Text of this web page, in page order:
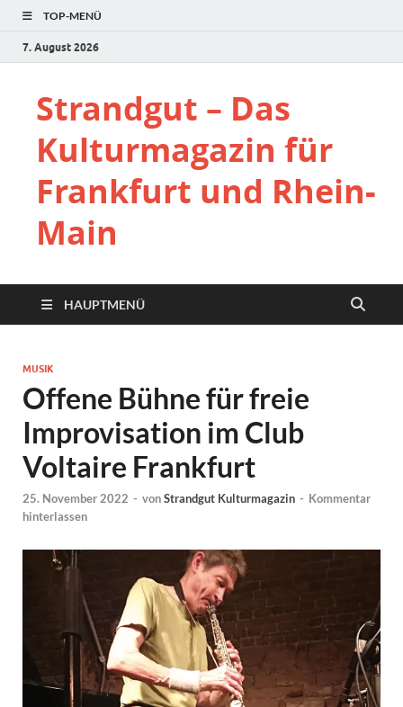
TOP-MENÜ
7. August 2026
Strandgut – Das
Kulturmagazin für
Frankfurt und Rhein-
Main
HAUPTMENÜ
MUSIK
Offene Bühne für freie
Improvisation im Club
Voltaire Frankfurt
25. November 2022 - vonStrandgut Kulturmagazin - Kommentar
hinterlassen